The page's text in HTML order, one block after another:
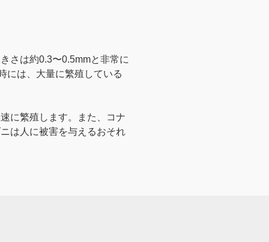
さは約0.3〜0.5mmと非常に
には、大量に繁殖している
に繁殖します。また、コナ
は人に被害を与えるおそれ